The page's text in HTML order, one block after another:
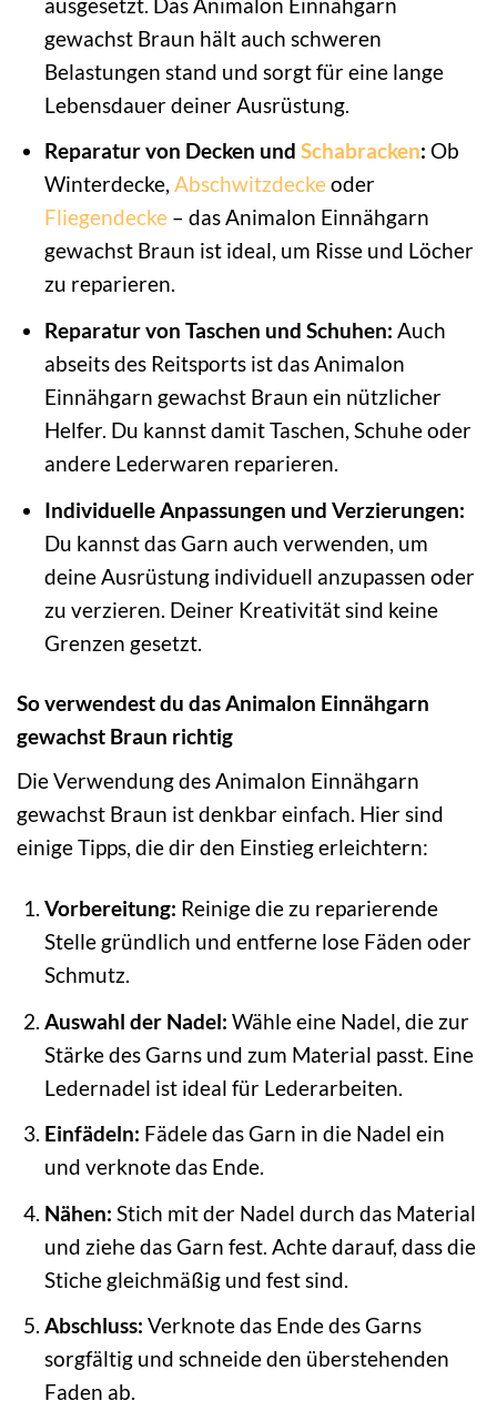
gewachst Braun hält auch schweren
Belastungen stand und sorgt für eine lange
Lebensdauer deiner Ausrüstung.
Reparatur von Decken und Schabracken: Ob
Winterdecke, Abschwitzdeckeoder
Fliegendecke– das Animalon Einnähgarn
gewachst Braun ist ideal, um Risse und Löcher
zu reparieren.
Reparatur von Taschen und Schuhen: Auch
abseits des Reitsports ist das Animalon
Einnähgarn gewachst Braun ein nützlicher
Helfer. Du kannst damit Taschen, Schuhe oder
andere Lederwaren reparieren.
Individuelle Anpassungen und Verzierungen:
Du kannst das Garn auch verwenden, um
deine Ausrüstung individuell anzupassen oder
zu verzieren. Deiner Kreativität sind keine
Grenzen gesetzt.
So verwendest du das Animalon Einnähgarn
gewachst Braun richtig
Die Verwendung des Animalon Einnähgarn
gewachst Braun ist denkbar einfach. Hier sind
einige Tipps, die dir den Einstieg erleichtern:
Vorbereitung: Reinige die zu reparierende
Stelle gründlich und entferne lose Fäden oder
Schmutz.
Auswahl der Nadel: Wähle eine Nadel, die zur
Stärke des Garns und zum Material passt. Eine
Ledernadel ist ideal für Lederarbeiten.
Einfädeln: Fädele das Garn in die Nadel ein
und verknote das Ende.
Nähen: Stich mit der Nadel durch das Material
und ziehe das Garn fest. Achte darauf, dass die
Stiche gleichmäßig und fest sind.
Abschluss: Verknote das Ende des Garns
sorgfältig und schneide den überstehenden
Faden ab.